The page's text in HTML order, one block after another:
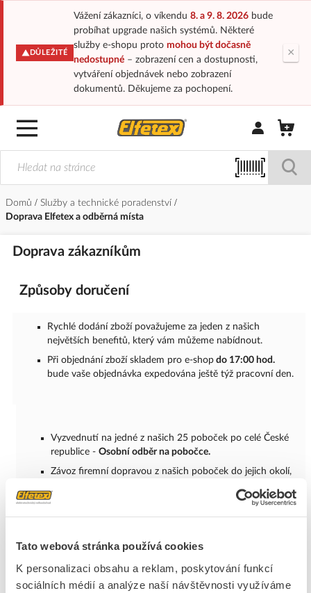
Tato webová stránka používá cookies
K personalizaci obsahu a reklam, poskytování funkcí
sociálních médií a analýze naší návštěvnosti využíváme
DŮLEŽITÉ
Vážení zákazníci, o víkendu 8. a 9. 8. 2026bude
probíhat upgrade našich systémů. Některé
služby e-shopu proto mohou být dočasně
nedostupné– zobrazení cen a dostupnosti,
vytváření objednávek nebo zobrazení
dokumentů. Děkujeme za pochopení.
×
Přihlásit/
Domů
Služby a technické poradenství
Doprava Elfetex a odběrná místa
Doprava zákazníkům
Způsoby doručení
Rychlé dodání zboží považujeme za jeden z našich
největších benefitů, který vám můžeme nabídnout.
Při objednání zboží skladem pro e-shop do 17:00 hod.
bude vaše objednávka expedována ještě týž pracovní den.
Vyzvednutí na jedné z našich 25 poboček po celé České
republice - Osobní odběr na pobočce.
Závoz firemní dopravou z našich poboček do jejich okolí,
PPL, DHL
Podrobnější informace ohledně dopravy a její ceny naleznete
Mapa poboček